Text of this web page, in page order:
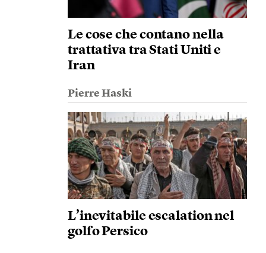
Le cose che contano nella
trattativa tra Stati Uniti e
Iran
Pierre Haski
L’inevitabile escalation nel
golfo Persico